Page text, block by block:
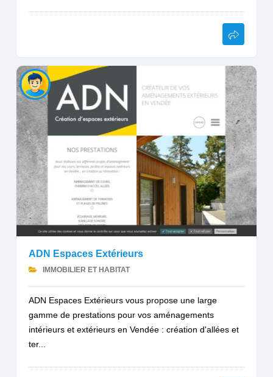
ADN Espaces Extérieurs
IMMOBILIER ET HABITAT
ADN Espaces Extérieurs vous propose une large
gamme de prestations pour vos aménagements
intérieurs et extérieurs en Vendée : création d'allées et
ter...